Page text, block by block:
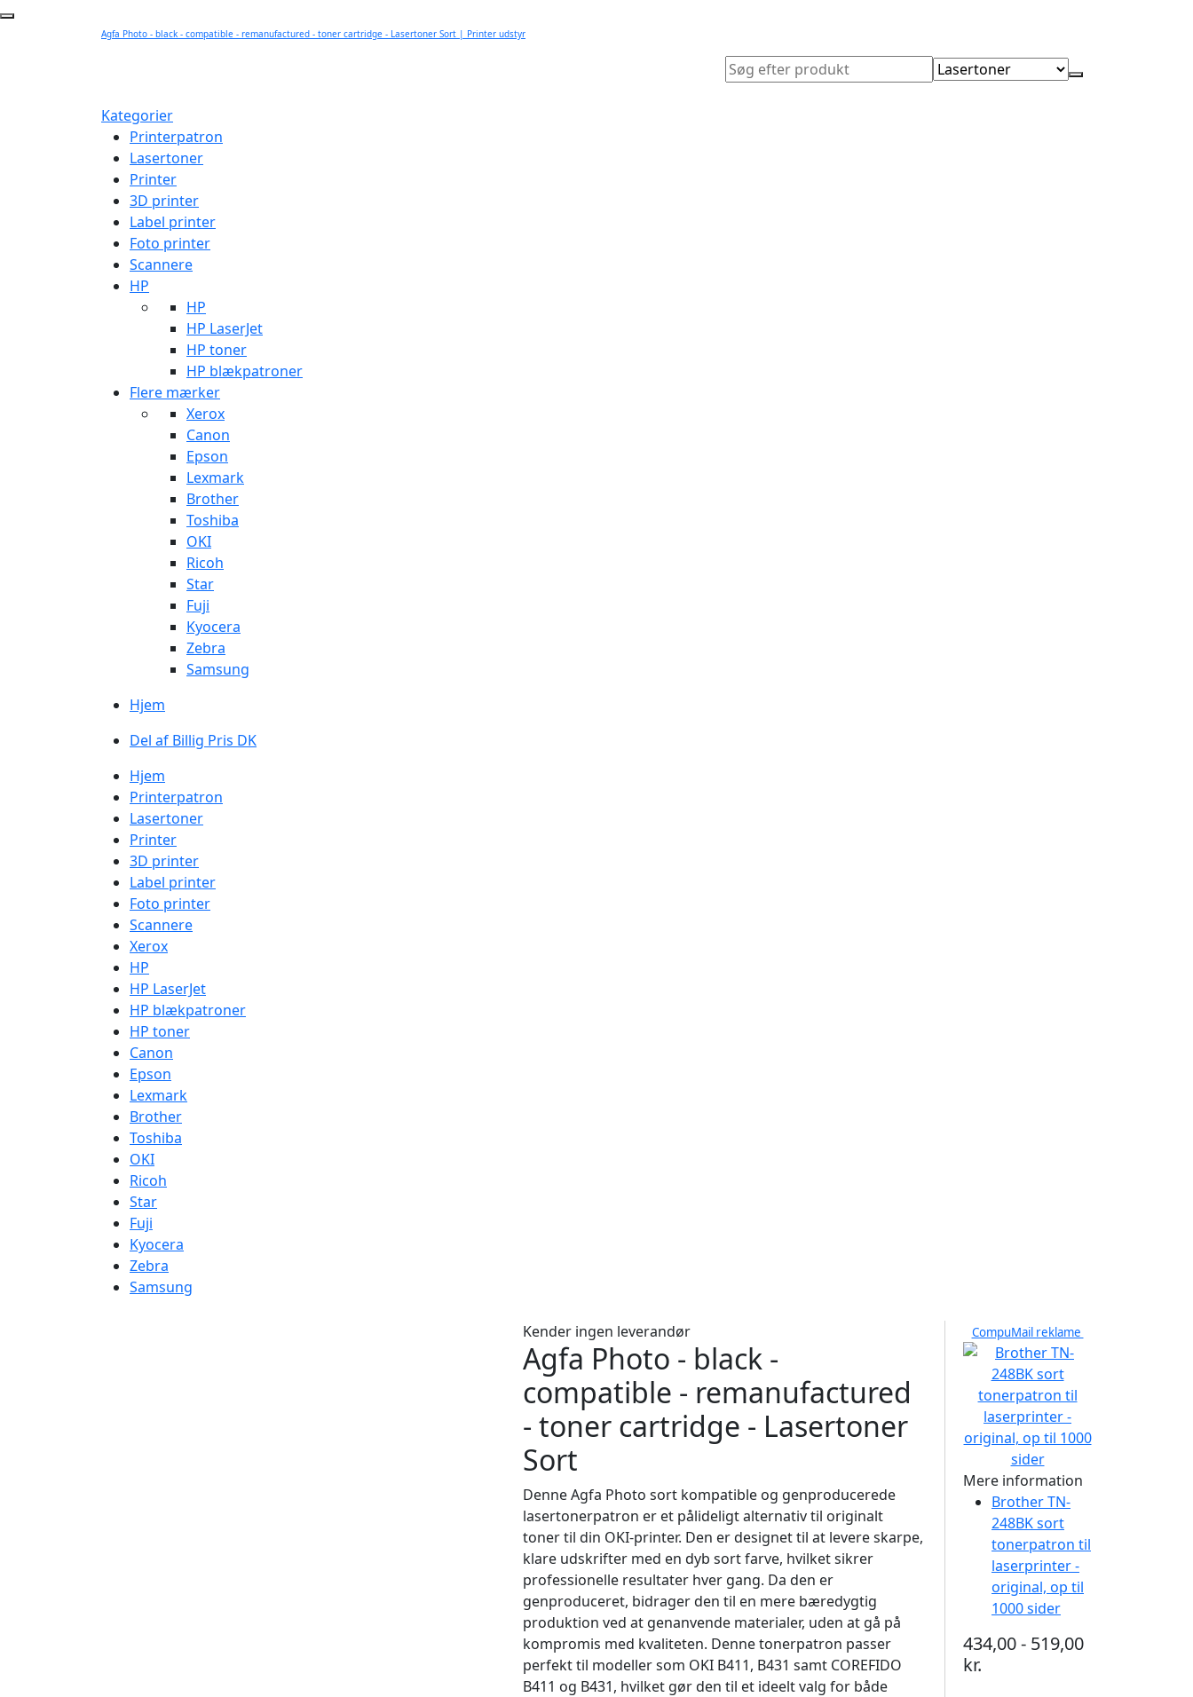
Agfa Photo - black - compatible - remanufactured - toner cartridge - Lasertoner Sort | Printer udstyr
Kategorier
Printerpatron
Lasertoner
Printer
3D printer
Label printer
Foto printer
Scannere
HP
HP
HP LaserJet
HP toner
HP blækpatroner
Flere mærker
Xerox
Canon
Epson
Lexmark
Brother
Toshiba
OKI
Ricoh
Star
Fuji
Kyocera
Zebra
Samsung
Hjem
Del af Billig Pris DK
Hjem
Printerpatron
Lasertoner
Printer
3D printer
Label printer
Foto printer
Scannere
Xerox
HP
HP LaserJet
HP blækpatroner
HP toner
Canon
Epson
Lexmark
Brother
Toshiba
OKI
Ricoh
Star
Fuji
Kyocera
Zebra
Samsung
Kender ingen leverandør
Agfa Photo - black -
compatible - remanufactured
- toner cartridge - Lasertoner
Sort
Denne Agfa Photo sort kompatible og genproducerede
lasertonerpatron er et pålideligt alternativ til originalt
toner til din OKI-printer. Den er designet til at levere skarpe,
klare udskrifter med en dyb sort farve, hvilket sikrer
professionelle resultater hver gang. Da den er
genproduceret, bidrager den til en mere bæredygtig
produktion ved at genanvende materialer, uden at gå på
kompromis med kvaliteten. Denne tonerpatron passer
perfekt til modeller som OKI B411, B431 samt COREFIDO
B411 og B431, hvilket gør den til et ideelt valg for både
CompuMail reklame
Mere information
Brother TN-
248BK sort
tonerpatron til
laserprinter -
original, op til
1000 sider
434,00 - 519,00
kr.